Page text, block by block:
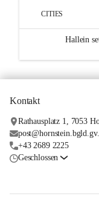
CITIES
Hallein
Kontakt
Rathausplatz 1, 7053
+43 2689 2225
Geschlossen